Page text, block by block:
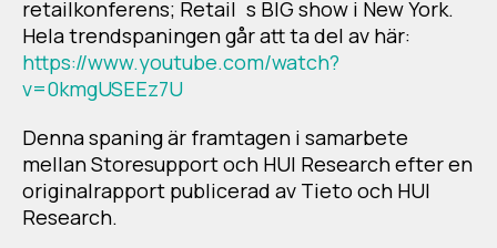
retailkonferens; Retail´s BIG show i New York.
Hela trendspaningen går att ta del av här:
https://www.youtube.com/watch?
v=0kmgUSEEz7U
Denna spaning är framtagen i samarbete
mellan Storesupport och HUI Research efter en
originalrapport publicerad av Tieto och HUI
Research.